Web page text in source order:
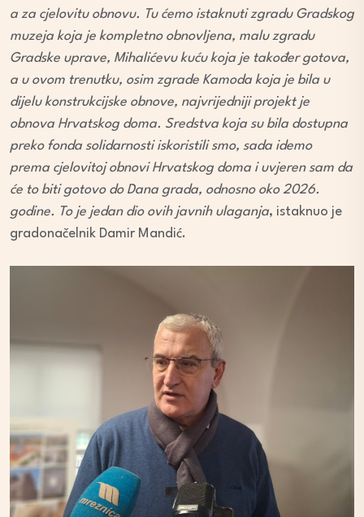
a za cjelovitu obnovu. Tu ćemo istaknuti zgradu Gradskog
muzeja koja je kompletno obnovljena, malu zgradu
Gradske uprave, Mihalićevu kuću koja je također gotova,
a u ovom trenutku, osim zgrade Kamoda koja je bila u
dijelu konstrukcijske obnove, najvrijedniji projekt je
obnova Hrvatskog doma. Sredstva koja su bila dostupna
preko fonda solidarnosti iskoristili smo, sada idemo
prema cjelovitoj obnovi Hrvatskog doma i uvjeren sam da
će to biti gotovo do Dana grada, odnosno oko 2026.
godine. To je jedan dio ovih javnih ulaganja, istaknuo je
gradonačelnik Damir Mandić.